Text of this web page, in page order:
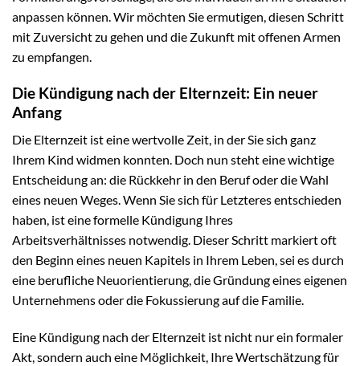
anpassen können. Wir möchten Sie ermutigen, diesen Schritt
mit Zuversicht zu gehen und die Zukunft mit offenen Armen
zu empfangen.
Die Kündigung nach der Elternzeit: Ein neuer
Anfang
Die Elternzeit ist eine wertvolle Zeit, in der Sie sich ganz
Ihrem Kind widmen konnten. Doch nun steht eine wichtige
Entscheidung an: die Rückkehr in den Beruf oder die Wahl
eines neuen Weges. Wenn Sie sich für Letzteres entschieden
haben, ist eine formelle Kündigung Ihres
Arbeitsverhältnisses notwendig. Dieser Schritt markiert oft
den Beginn eines neuen Kapitels in Ihrem Leben, sei es durch
eine berufliche Neuorientierung, die Gründung eines eigenen
Unternehmens oder die Fokussierung auf die Familie.
Eine Kündigung nach der Elternzeit ist nicht nur ein formaler
Akt, sondern auch eine Möglichkeit, Ihre Wertschätzung für